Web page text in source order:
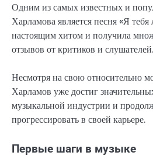
Одним из самых известных и
Харламова является песня «Я
настоящим хитом и получила
отзывов от критиков и слушателей.
Несмотря на свою относительно
Харламов уже достиг
музыкальной индустрии и
прогрессировать в своей карьере.
Первые шаги в музыке